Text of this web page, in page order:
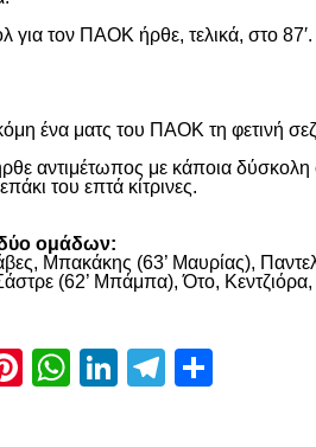
τον ΠΑΟΚ ήρθε, τελικά, στο 87′.
ένα ματς του ΠΑΟΚ τη φετινή
αντιμέτωπος με κάποια δύσκολη
του επτά κίτρινες.
δύο ομάδων:
Μπακάκης (63’ Μαυρίας),
(62’ Μπάμπα), Ότο,
Pinterest
WhatsApp
LinkedIn
Telegram